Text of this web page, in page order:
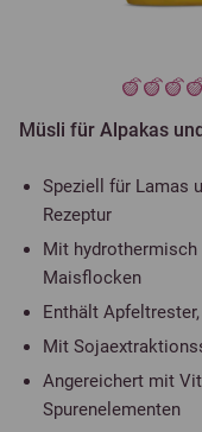
Müsli für Alpakas
Speziell für Lamas
Rezeptur
Mit hydrothermisch
Maisflocken
Enthält
Mit
Angereichert mit
Spurenelementen